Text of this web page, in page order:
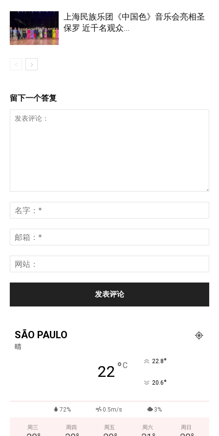
上海民族乐团《中国色》音乐会亮相圣
保罗 近千名观众...
留下一个答复
SÃO PAULO
晴
22 °C 22.8°
20.6°
72% 0.5m/s 3%
周三 周四 周五 周六 周日